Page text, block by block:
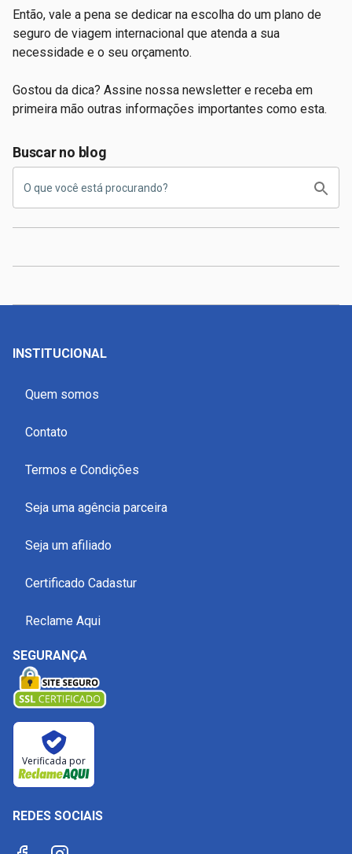
Então, vale a pena se dedicar na escolha do um plano de
seguro de viagem internacional que atenda a sua
necessidade e o seu orçamento.
Gostou da dica? Assine nossa newsletter e receba em
primeira mão outras informações importantes como esta.
Buscar no blog
INSTITUCIONAL
Quem somos
Contato
Termos e Condições
Seja uma agência parceira
Seja um afiliado
Certificado Cadastur
Reclame Aqui
SEGURANÇA
Verificada por
REDES SOCIAIS